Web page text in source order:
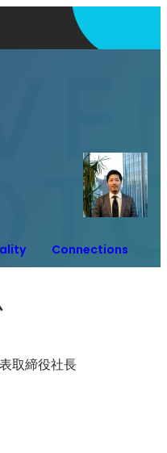
Connections
取締役社長